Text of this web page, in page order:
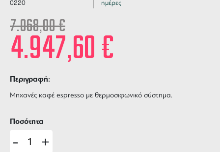
0220
ημέρες
7.068,00€
4.947,60€
Περιγραφή:
Μηχανές καφέ espresso με θερμοσιφωνικό σύστημα.
Ποσότητα
- +